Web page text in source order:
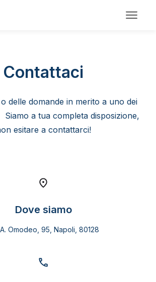
Contattaci
delle domande in merito a uno dei
Siamo a tua completa disposizione,
esitare a contattarci!
Dove siamo
Omodeo, 95, Napoli, 80128